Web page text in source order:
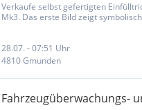
Verkaufe selbst gefertigten
Mk3. Das erste Bild zeigt
28.07. - 07:51 Uhr
4810 Gmunden
Fahrzeugüberwachungs-